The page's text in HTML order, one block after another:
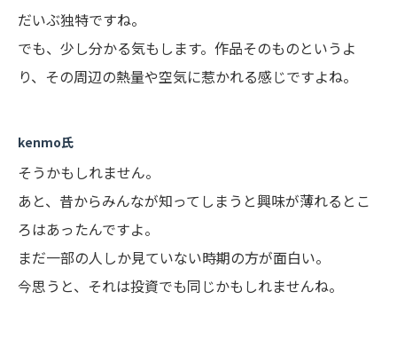
だいぶ独特ですね。
でも、少し分かる気もします。作品そのものというよ
り、その周辺の熱量や空気に惹かれる感じですよね。
kenmo氏
そうかもしれません。
あと、昔からみんなが知ってしまうと興味が薄れるとこ
ろはあったんですよ。
まだ一部の人しか見ていない時期の方が面白い。
今思うと、それは投資でも同じかもしれませんね。